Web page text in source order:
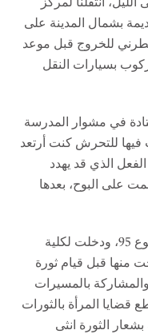
بشمال المدينة على
للخروج قبل موعد
بسيارات النقل
في مشوار المدرسة
فيها للتحرش كنت أرتعد
الذي قد يهدد
على البوح، بعدها
أنهيت السنة الاخيرة من المدرسة بمجموع 95، ودخلت لكلية
منها قبل قيام ثورة
بالمسيرات
قضايا المرأة بالثورات